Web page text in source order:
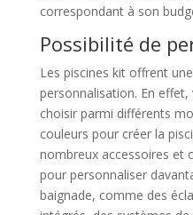
correspondant à son
Possibilité de
Les piscines kit offrent
personnalisation. En
choisir parmi différents
couleurs pour créer la
nombreux accessoires et
pour personnaliser
baignade, comme des